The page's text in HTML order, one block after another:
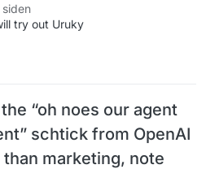
try out Uruky
“oh noes our agent
schtick from OpenAI
marketing, note